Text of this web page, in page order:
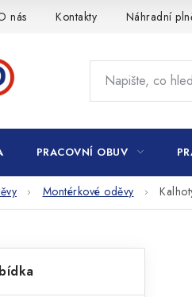
nás Kontakty Náhradní
PRACOVNÍ OBUV
Montérkové oděvy